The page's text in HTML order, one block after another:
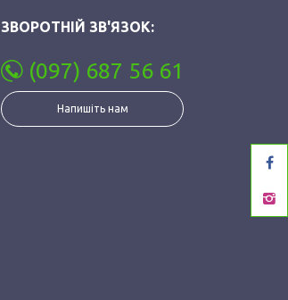
ЗВОРОТНІЙ ЗВ'ЯЗОК:
(097) 687 56 61
Напишіть нам